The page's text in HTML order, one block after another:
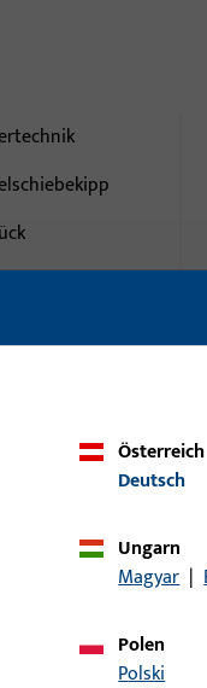
Österreich
Deutsch
Ungarn
Magyar |
Polen
Polski